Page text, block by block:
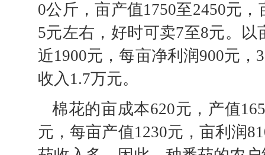
0公斤，亩产值1750至2450元
5元左右，好时可卖7至8元。
近1900元，每亩净利润900元
收入1.7万元。
棉花的亩成本620元，产值
元，每亩产值1230元，亩利润